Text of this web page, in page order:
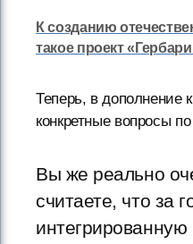
К созданию
такое проект
Теперь, в дополнение
конкретные вопросы
Вы же реально
считаете, что за